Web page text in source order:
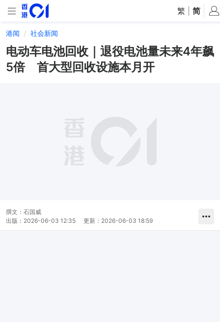
繁 简
港闻 社会新闻
电动车电池回收｜退役电池量未来4年飙
5倍 首大型回收设施本月开
撰文： 石国威
出版： 2026-06-03 12:35 更新： 2026-06-03 18:59